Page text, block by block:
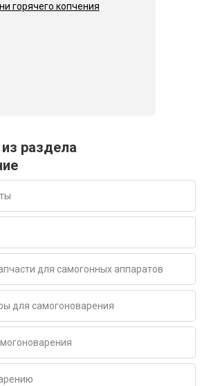
горячего копчения
раздела
для самогонных аппаратов
для самогоноварения